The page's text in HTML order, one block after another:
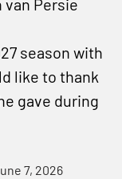
van Persie
season with
like to thank
gave during
7, 2026